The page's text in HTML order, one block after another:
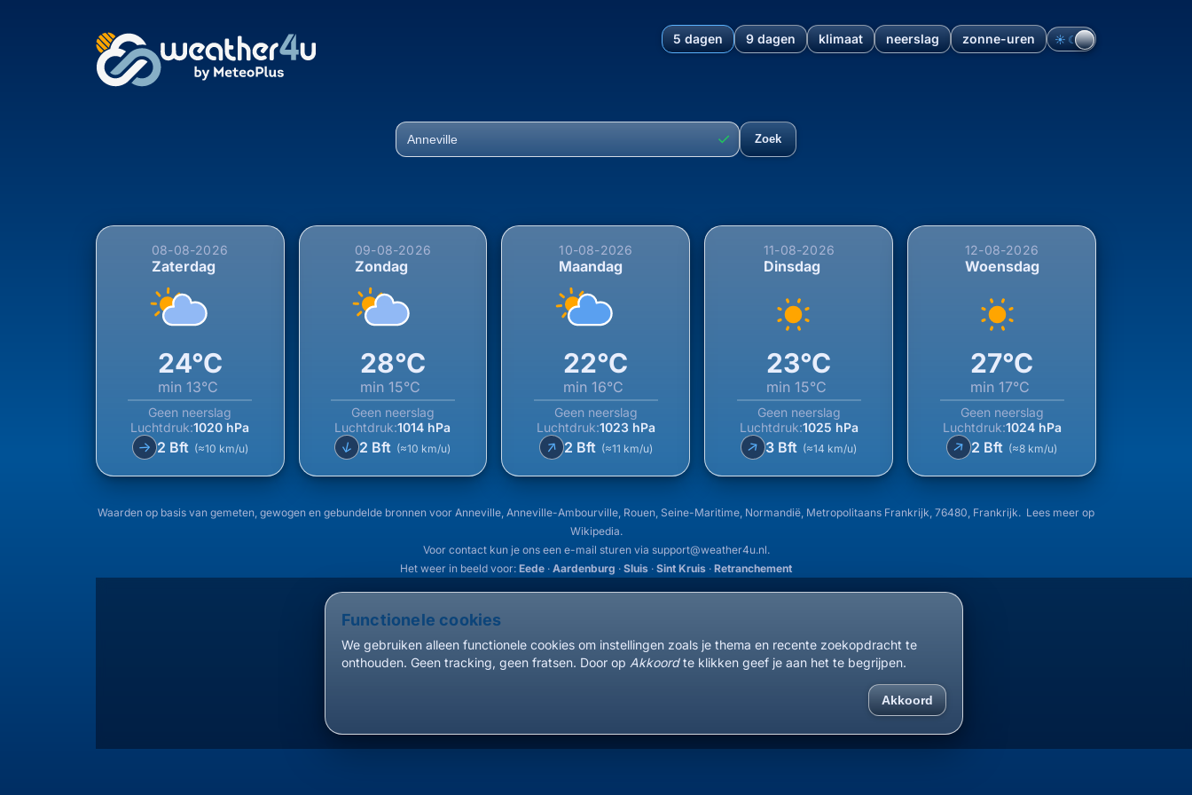
5 dagen 9 dagen klimaat neerslag zonne-uren ☀︎ ☾
5-daagse weersverwachting voor Anneville, Anneville-Ambourville, Rouen,
✓ Zoek
08-08-2026
Zaterdag
24°C
min 13°C
Geen neerslag
Luchtdruk:1020 hPa
↑ 2 Bft (≈10 km/u)
09-08-2026
Zondag
28°C
min 15°C
Geen neerslag
Luchtdruk:1014 hPa
↑ 2 Bft (≈10 km/u)
10-08-2026
Maandag
22°C
min16°C
Geen neerslag
Luchtdruk:1023 hPa
↑2 Bft (≈11 km/u)
11-08-2026
Dinsdag
23°C
min15°C
Geen neerslag
Luchtdruk:1025 hPa
↑3 Bft (≈14 km/u)
12-08-2026
Woensdag
27°C
min17°C
Geen neerslag
Luchtdruk:1024 hPa
↑2 Bft (≈8 km/u)
Waarden op basis van gemeten, gewogen en gebundelde bronnen voor Anneville, Anneville-Ambourville, Rouen, Seine-Maritime, Normandië, Metropolitaans Frankrijk, 76480, Frankrijk. Lees meer op
Wikipedia.
Voor contact kun je ons een e-mail sturen via support@weather4u.nl.
Het weer in beeld voor: Eede · Aardenburg · Sluis · Sint Kruis · Retranchement
Functionele cookies
We gebruiken alleen functionele cookies om instellingen zoals je thema en recente zoekopdracht te
onthouden. Geen tracking, geen fratsen. Door op Akkoordte klikken geef je aan het te begrijpen.
Akkoord